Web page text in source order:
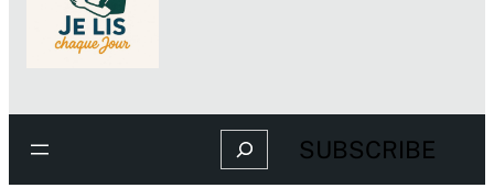
Search SUBSCRIBE